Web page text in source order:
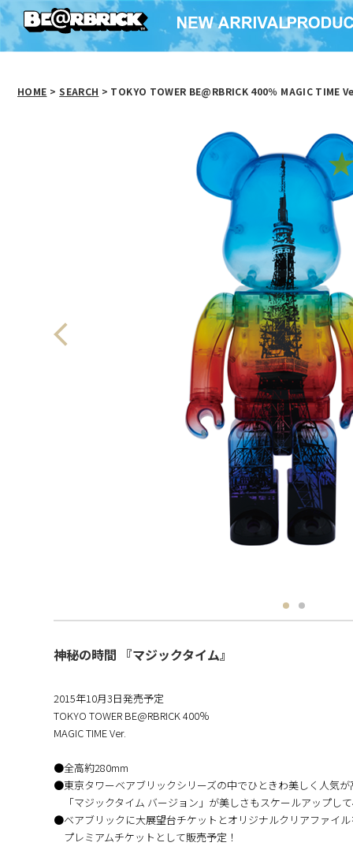
HOME > SEARCH > TOKYO TOWER BE@RBRICK 400％ MAGIC TIME
神秘の時間 『マジックタイム』
2015年10月3日発売予定
TOKYO TOWER BE@RBRICK 400％
MAGIC TIME Ver.
●全高約280mm
●東京タワーベアブリックシリーズの中でひときわ美しく人気が
「マジックタイム バージョン」が美しさもスケールアップし
●ベアブリックに大展望台チケットとオリジナルクリアファイ
プレミアムチケットとして販売予定！